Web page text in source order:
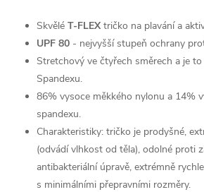
Skvělé T-FLEX tričko na plavání a
UPF 80 - nejvyšší stupeň ochrany
Stretchový ve čtyřech směrech a je
Spandexu.
86% vysoce měkkého nylonu a 14%
spandexu.
Charakteristiky: tričko je prodyšné,
(odvádí vlhkost od těla), odolné proti
antibakteriální úpravě, extrémně
s minimálními přepravními rozměry.